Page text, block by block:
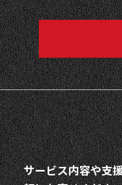
サービス内容や支